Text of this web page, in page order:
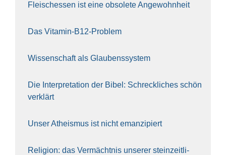
Fleisch­essen ist eine obso­le­te An‍ge‍wohn‍heit
Das Vit­amin-B12-Pro­blem
Wis­sen­schaft als Glau­bens­sys­tem
Die Inter­pre­ta­ti­on der Bibel: Schreck­li­ches schön
ver­klärt
Unser Athe­is­mus ist nicht eman­zi­piert
Reli­gi­on: das Ver­mächt­nis unse­rer stein­zeit­li­